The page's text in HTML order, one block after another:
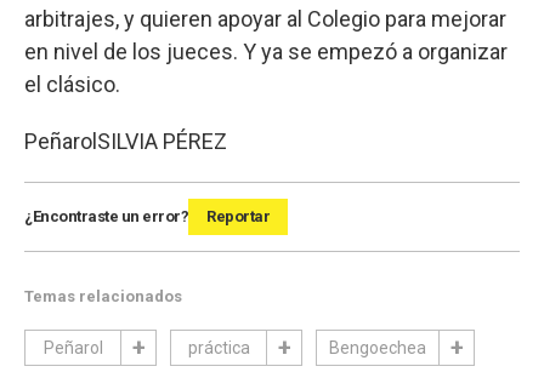
arbitrajes, y quieren apoyar al Colegio para mejorar
en nivel de los jueces. Y ya se empezó a organizar
el clásico.
Peñarol SILVIA PÉREZ
¿Encontraste un error? Reportar
Temas relacionados
Peñarol práctica Bengoechea